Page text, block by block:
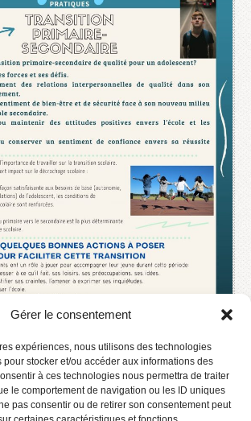
Gérer le consentement
expériences, nous utilisons des technologies
stocker et/ou accéder aux informations des
à ces technologies nous permettra de traiter
le comportement de navigation ou les ID uniques
pas consentir ou de retirer son consentement peut